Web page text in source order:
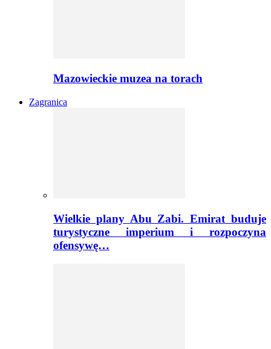
Mazowieckie muzea na torach
Zagranica
Wielkie plany Abu Zabi. Emirat buduje
turystyczne imperium i rozpoczyna
ofensywę…